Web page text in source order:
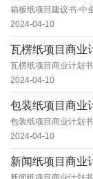
箱板纸项目建议书-中
2024-04-10
瓦楞纸项目商业
瓦楞纸项目商业计划
2024-04-10
包装纸项目商业
包装纸项目商业计划
2024-04-10
新闻纸项目商业